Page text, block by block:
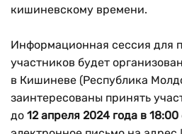
кишиневскому времени.
Информационная сессия для
участников будет
в Кишиневе (Республика
заинтересованы принять
до 12 апреля 2024 года в 18:00